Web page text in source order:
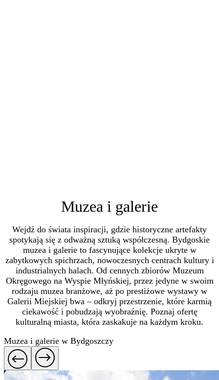
Muzea i galerie
Wejdź do świata inspiracji, gdzie historyczne artefakty
spotykają się z odważną sztuką współczesną. Bydgoskie
muzea i galerie to fascynujące kolekcje ukryte w
zabytkowych spichrzach, nowoczesnych centrach kultury i
industrialnych halach. Od cennych zbiorów Muzeum
Okręgowego na Wyspie Młyńskiej, przez jedyne w swoim
rodzaju muzea branżowe, aż po prestiżowe wystawy w
Galerii Miejskiej bwa – odkryj przestrzenie, które karmią
ciekawość i pobudzają wyobraźnię. Poznaj ofertę
kulturalną miasta, która zaskakuje na każdym kroku.
Muzea i galerie w Bydgoszczy